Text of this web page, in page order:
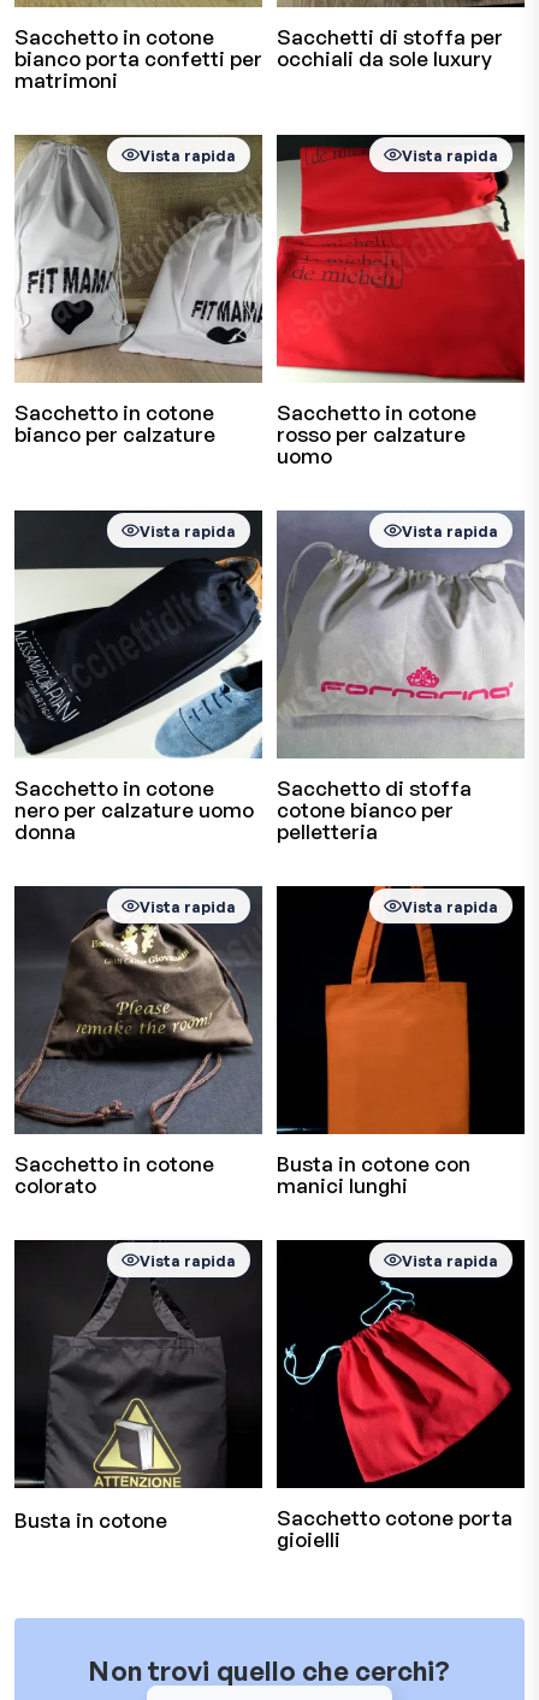
Sacchetto in cotone
bianco porta confetti per
matrimoni
Sacchetti di stoffa per
occhiali da sole luxury
Sacchetto in cotone
bianco per calzature
Vista rapida
Sacchetto in cotone
rosso per calzature
uomo
Vista rapida
Sacchetto in cotone
nero per calzature uomo
donna
Vista rapida
Sacchetto di stoffa
cotone bianco per
pelletteria
Vista rapida
Sacchetto in cotone
colorato
Vista rapida
Busta in cotone con
manici lunghi
Vista rapida
Busta in cotone
Vista rapida
Sacchetto cotone porta
gioielli
Vista rapida
Non trovi quello che cerchi?